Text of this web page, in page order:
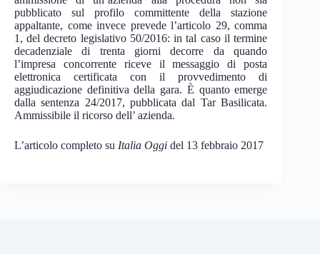
pubblicato sul profilo committente della stazione
appaltante, come invece prevede l’articolo 29, comma
1, del decreto legislativo 50/2016: in tal caso il termine
decadenziale di trenta giorni decorre da quando
l’impresa concorrente riceve il messaggio di posta
elettronica certificata con il provvedimento di
aggiudicazione definitiva della gara. È quanto emerge
dalla sentenza 24/2017, pubblicata dal Tar Basilicata.
Ammissibile il ricorso dell’ azienda.
L’articolo completo su Italia Oggi del 13 febbraio 2017